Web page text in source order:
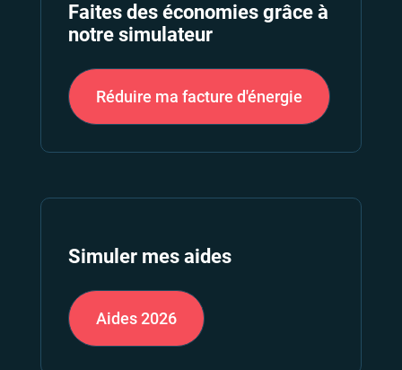
Faites des économies grâce à
notre simulateur
Réduire ma facture d'énergie
Simuler mes aides
Aides2026